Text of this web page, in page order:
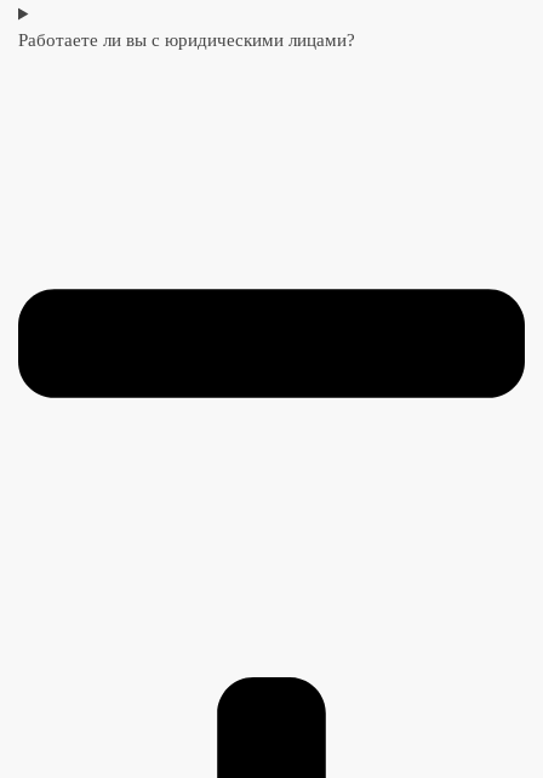
Работаете ли вы с юридическими лицами?